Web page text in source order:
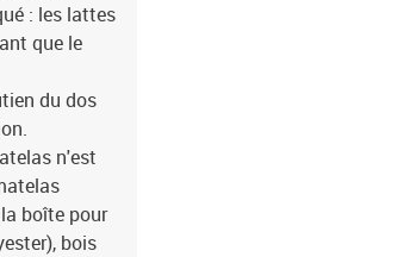
: les lattes
que le
du dos
n'est
boîte pour
bois